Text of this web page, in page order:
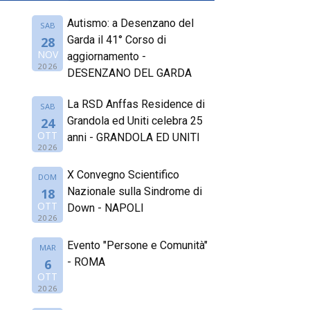
SAB
28
NOV
2026
Autismo: a Desenzano del
Garda il 41° Corso di
aggiornamento -
DESENZANO DEL GARDA
SAB
24
OTT
2026
La RSD Anffas Residence di
Grandola ed Uniti celebra 25
anni - GRANDOLA ED UNITI
DOM
18
OTT
2026
X Convegno Scientifico
Nazionale sulla Sindrome di
Down - NAPOLI
MAR
6
OTT
2026
Evento "Persone e Comunità"
- ROMA